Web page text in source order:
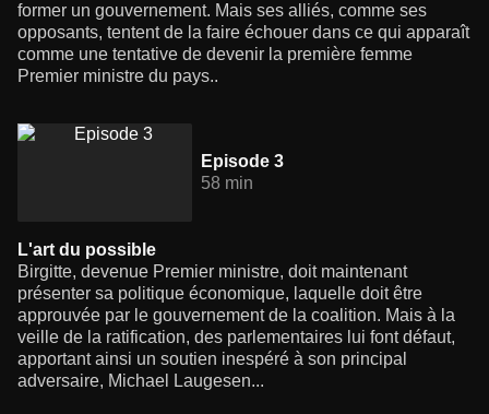
former un gouvernement. Mais ses alliés, comme ses
opposants, tentent de la faire échouer dans ce qui apparaît
comme une tentative de devenir la première femme
Premier ministre du pays..
Episode 3
58 min
L'art du possible
Birgitte, devenue Premier ministre, doit maintenant
présenter sa politique économique, laquelle doit être
approuvée par le gouvernement de la coalition. Mais à la
veille de la ratification, des parlementaires lui font défaut,
apportant ainsi un soutien inespéré à son principal
adversaire, Michael Laugesen...